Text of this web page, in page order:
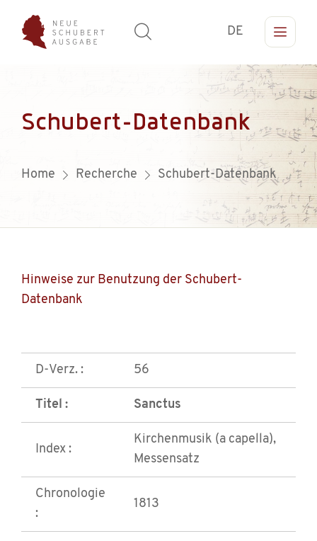
DE
Schubert-Datenbank
Home Recherche Schubert-Datenbank
Hinweise zur Benutzung der Schubert-
Datenbank
D-Verz. : 56
Titel : Sanctus
Index :
Kirchenmusik (a capella),
Messensatz
Chronologie
:
1813